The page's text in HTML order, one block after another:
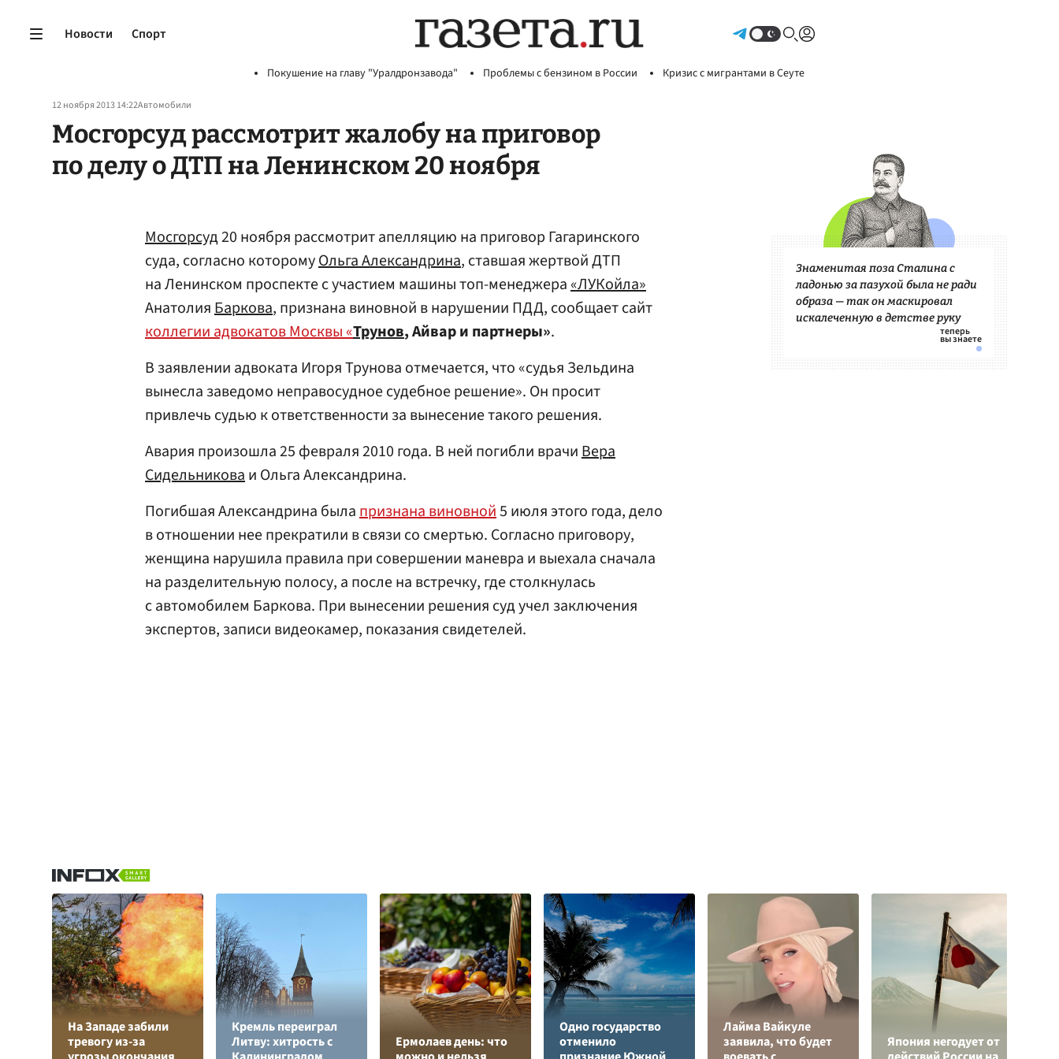
Новости Спорт
Покушение на главу "Уралдронзавода" Проблемы с бензином в России Кризис с мигрантами в Сеуте
12 ноября 2013 14:22Автомобили
Мосгорсуд рассмотрит жалобу на приговор
по делу о ДТП на Ленинском 20 ноября
Мосгорсуд20 ноября рассмотрит апелляцию на приговор Гагаринского
суда, согласно которомуОльга Александрина, ставшая жертвой ДТП
на Ленинском проспекте с участием машины топ-менеджера«ЛУКойла»
АнатолияБаркова, признана виновной в нарушении ПДД, сообщает сайт
коллегии адвокатов Москвы «Трунов, Айвар и партнеры».
В заявлении адвоката Игоря Трунова отмечается, что «судья Зельдина
вынесла заведомо неправосудное судебное решение». Он просит
привлечь судью к ответственности за вынесение такого решения.
Авария произошла 25 февраля 2010 года. В ней погибли врачиВера
Сидельниковаи Ольга Александрина.
Погибшая Александрина былапризнана виновной5 июля этого года, дело
в отношении нее прекратили в связи со смертью. Согласно приговору,
женщина нарушила правила при совершении маневра и выехала сначала
на разделительную полосу, а после на встречку, где столкнулась
с автомобилем Баркова. При вынесении решения суд учел заключения
экспертов, записи видеокамер, показания свидетелей.
Знаменитая поза Сталина с
ладонью за пазухой была не ради
образа — так он маскировал
искалеченную в детстве руку
На Западе забили
тревогу из-за
Кремль переиграл
Литву: хитрость с
Ермолаев день: что
Одно государство
отменило
Лайма Вайкуле
заявила, что будет
Япония негодует от